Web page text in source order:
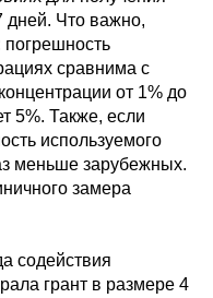
дней. Что важно,
погрешность
сравнима с
от 1% до
5%. Также, если
используемого
меньше зарубежных.
замера
содействия
грант в размере 4